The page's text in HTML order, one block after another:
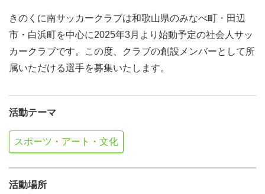
きのくに南サッカークラブは和歌山県のみなべ町・田辺
市・白浜町を中心に2025年3月より始動予定の社会人サッ
カークラブです。この度、クラブの創設メンバーとして所
属いただける選手を募集いたします。
活動テーマ
スポーツ・アート・文化
活動場所